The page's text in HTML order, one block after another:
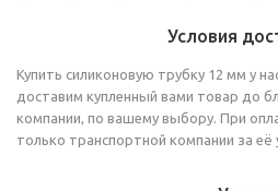
Условия
Купить силиконовую трубку 12 мм у
доставим купленный вами товар до
компании, по вашему выбору. При
только транспортной компании за её